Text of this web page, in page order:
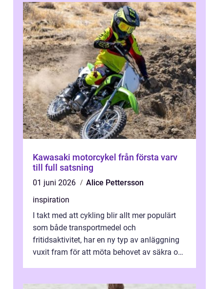
Kawasaki motorcykel från första varv
till full satsning
01 juni 2026
Alice Pettersson
inspiration
I takt med att cykling blir allt mer populärt
som både transportmedel och
fritidsaktivitet, har en ny typ av anläggning
vuxit fram för att möta behovet av säkra och